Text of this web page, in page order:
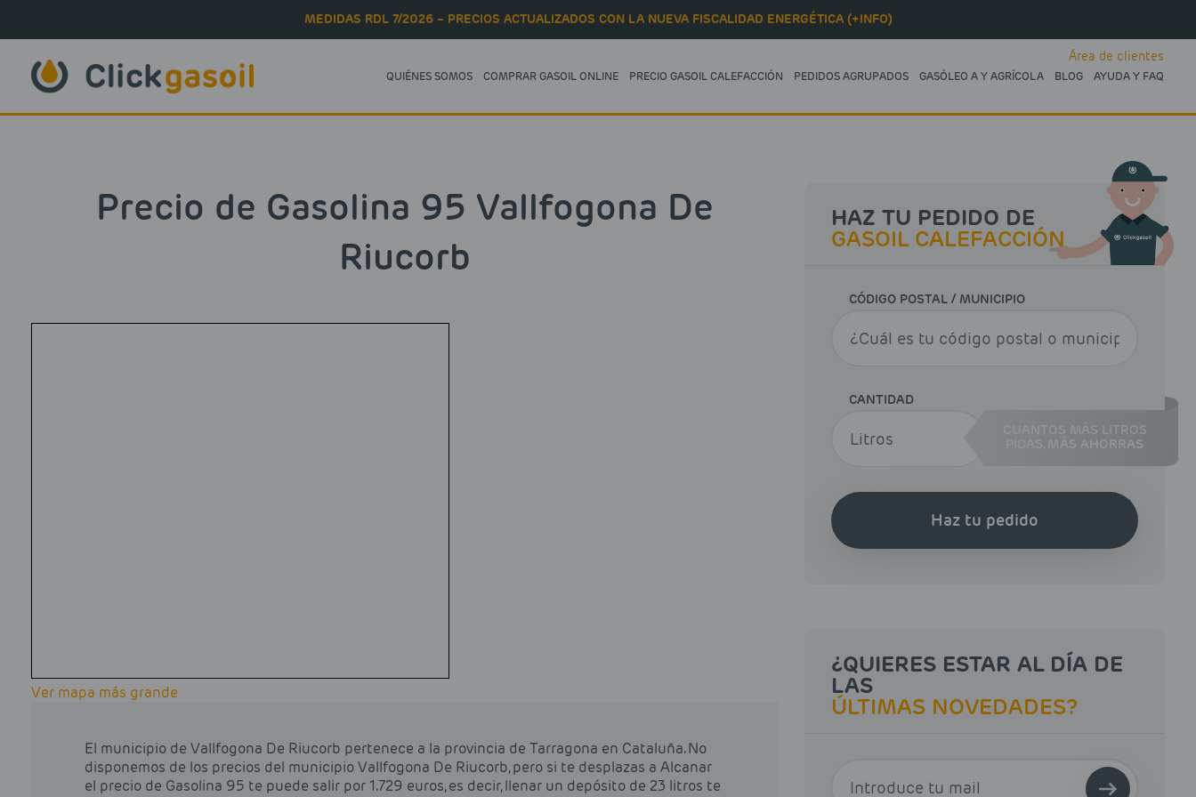
MEDIDAS RDL 7/2026 – PRECIOS ACTUALIZADOS CON LA NUEVA FISCALIDAD ENERGÉTICA (+INFO)
QUIÉNES SOMOS COMPRAR GASOIL ONLINE PRECIO GASOIL CALEFACCIÓN PEDIDOS AGRUPADOS GASÓLEO A Y AGRÍCOLA BLOG AYUDA Y FAQ
Área de clientes
Precio de Gasolina 95 Vallfogona De
Riucorb
Ver mapa más grande
El municipio de Vallfogona De Riucorb pertenece a la provincia de Tarragona en Cataluña. No
disponemos de los precios del municipio Vallfogona De Riucorb, pero si te desplazas a Alcanar
el precio de Gasolina 95 te puede salir por 1.729 euros, es decir, llenar un depósito de 23 litros te
HAZ TU PEDIDO DE
GASOIL CALEFACCIÓN
CÓDIGO POSTAL / MUNICIPIO
CANTIDAD
CUANTOS MÁS LITROS
MÁS AHORRAS
Haz tu pedido
¿QUIERES ESTAR AL DÍA DE
LAS
ÚLTIMAS NOVEDADES?